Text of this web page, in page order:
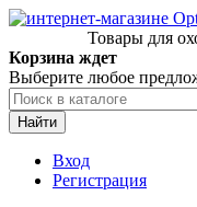
Товары для
Корзина ждет
Выберите любое
Найти
Вход
Регистрация